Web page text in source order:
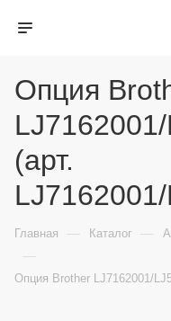
Опция
(арт.
Главная — Каталог —
—
Опция Brother LJ7162001/